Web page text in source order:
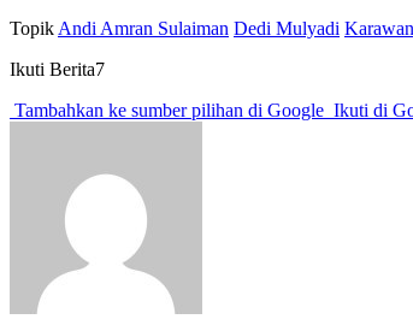
Topik Andi Amran Sulaiman Dedi Mulyadi
Ikuti Berita7
Tambahkan ke sumber pilihan di Google Ikuti di